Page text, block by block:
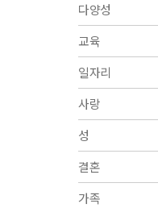
다양성
교육
일자리
사랑
성
결혼
가족